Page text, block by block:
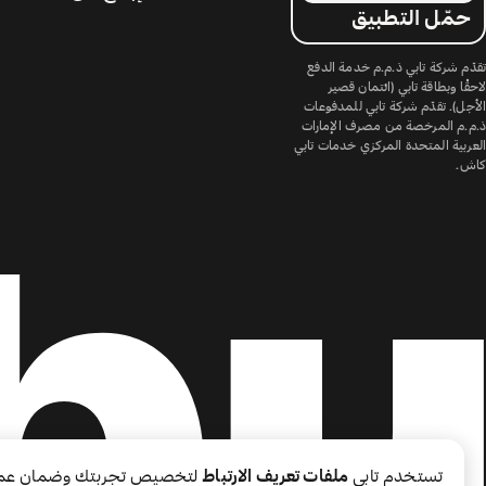
حمّل التطبيق
تقدّم شركة تابي ذ.م.م خدمة الدفع
لاحقًا وبطاقة تابي (ائتمان قصير
الأجل). تقدّم شركة تابي للمدفوعات
ذ.م.م المرخصة من مصرف الإمارات
العربية المتحدة المركزي خدمات تابي
كاش.
تستخدم تابي ملفات تعريف الارتباطلتخصيص تجربتك وضمان